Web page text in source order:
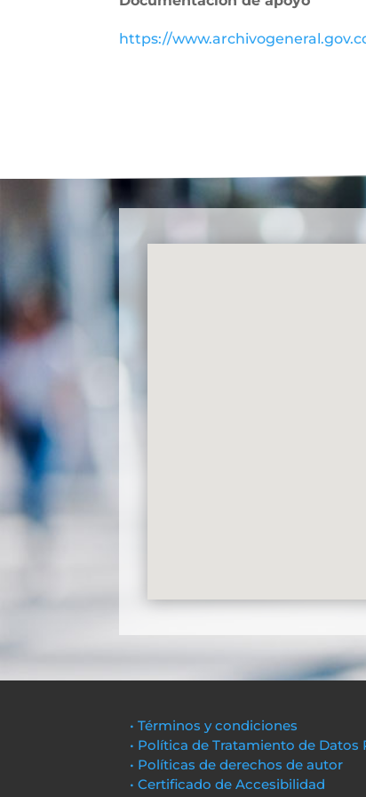
https://
• Términos y condiciones
• Política de Tratamiento de Datos
• Políticas de derechos de autor
• Certificado de Accesibilidad